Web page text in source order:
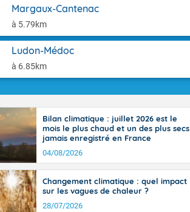
Margaux-Cantenac
à 5.79km
Ludon-Médoc
à 6.85km
pays en
sur la
la chaine
par
nuageuse
Midi-
degrés
avec 34 à
et 39 à 40
Bilan climatique : juillet 2026 est le
mois le plus chaud et un des plus secs
jamais enregistré en France
04/08/2026
Changement climatique : quel impact
sur les vagues de chaleur ?
28/07/2026